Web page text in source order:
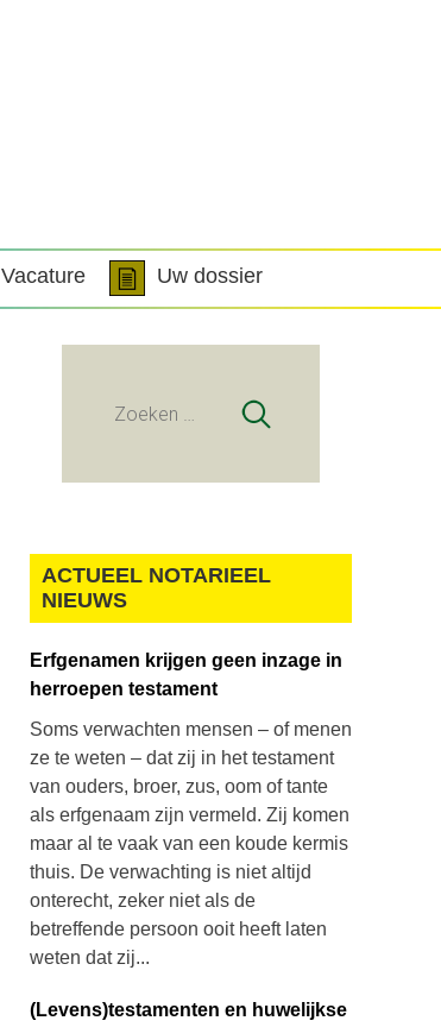
Vacature Uw dossier
Zoeken
ACTUEEL NOTARIEEL
NIEUWS
Erfgenamen krijgen geen inzage in
herroepen testament
Soms verwachten mensen – of menen
ze te weten – dat zij in het testament
van ouders, broer, zus, oom of tante
als erfgenaam zijn vermeld. Zij komen
maar al te vaak van een koude kermis
thuis. De verwachting is niet altijd
onterecht, zeker niet als de
betreffende persoon ooit heeft laten
weten dat zij...
(Levens)testamenten en huwelijkse